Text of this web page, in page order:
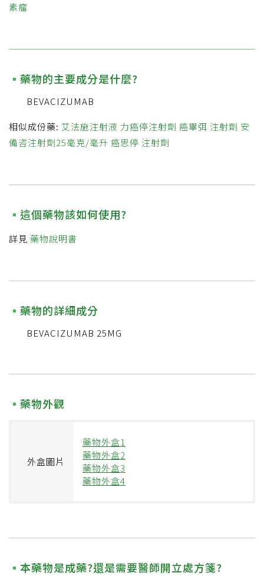
素瘤
藥物的主要成分是什麼?
BEVACIZUMAB
相似成份藥: 艾法施注射液 力癌停注射劑 癌畢弭 注射劑 安
備咨注射劑25毫克/毫升 癌思停 注射劑
這個藥物該如何使用?
詳見 藥物說明書
藥物的詳細成分
BEVACIZUMAB 25MG
藥物外觀
外盒圖片
藥物外盒1
藥物外盒2
藥物外盒3
藥物外盒4
本藥物是成藥?還是需要醫師開立處方箋?